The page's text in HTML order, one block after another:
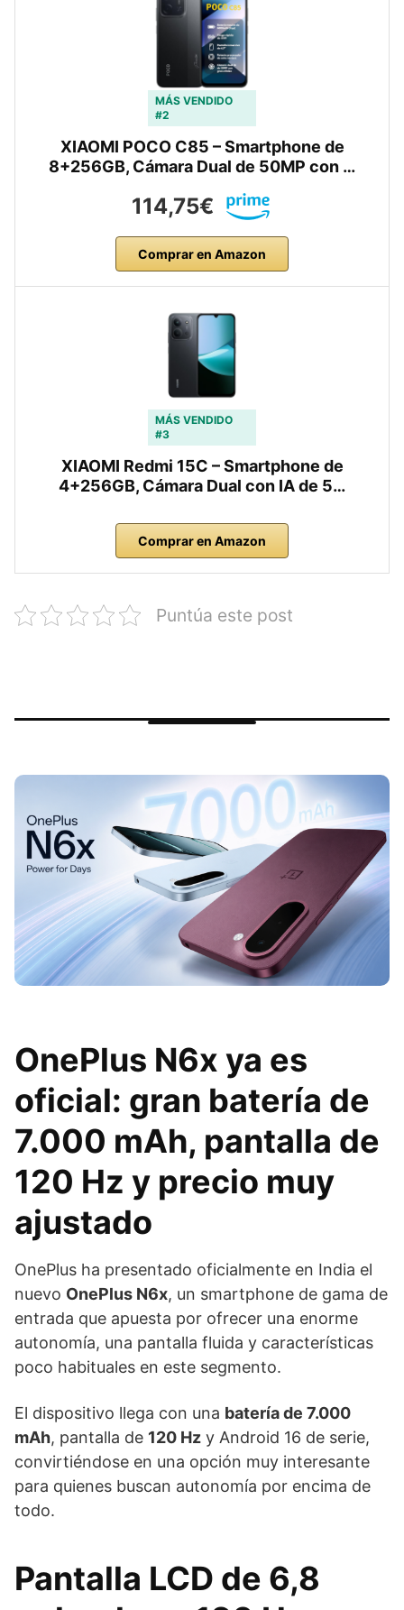
MÁS VENDIDO
#2
XIAOMI POCO C85 – Smartphone de
8+256GB, Cámara Dual de 50MP con …
114,75€
Comprar en Amazon
MÁS VENDIDO
#3
XIAOMI Redmi 15C – Smartphone de
4+256GB, Cámara Dual con IA de 5…
Comprar en Amazon
Puntúa este post
OnePlus N6x ya es
oficial: gran batería de
7.000 mAh, pantalla de
120 Hz y precio muy
ajustado
OnePlus ha presentado oficialmente en India el
nuevo OnePlus N6x, un smartphone de gama de
entrada que apuesta por ofrecer una enorme
autonomía, una pantalla fluida y características
poco habituales en este segmento.
El dispositivo llega con una batería de 7.000
mAh, pantalla de 120 Hz y Android 16 de serie,
convirtiéndose en una opción muy interesante
para quienes buscan autonomía por encima de
todo.
Pantalla LCD de 6,8